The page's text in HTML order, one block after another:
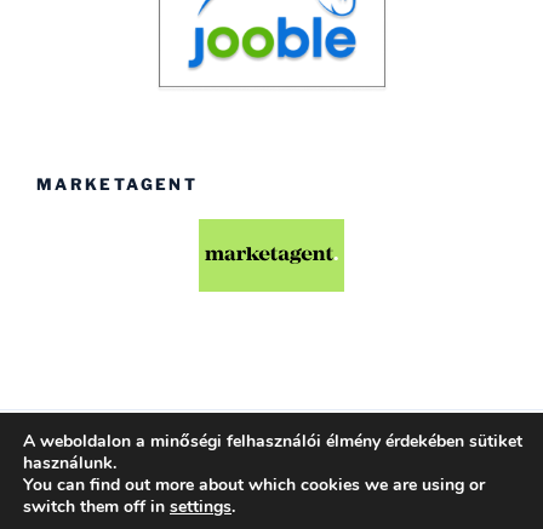
MARKETAGENT
Köszönjük WordPress!
A weboldalon a minőségi felhasználói élmény érdekében sütiket
használunk.
You can find out more about which cookies we are using or
switch them off in settings.